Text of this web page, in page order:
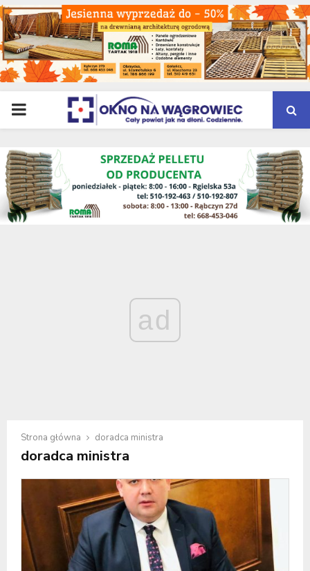
PRIMARY
MENU
ad
Strona główna doradca ministra
doradca ministra